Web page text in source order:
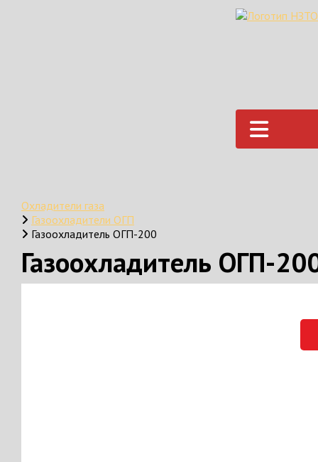
Охладители газа
Газоохладители ОГП
Газоохладитель ОГП-200
Газоохладитель ОГП-